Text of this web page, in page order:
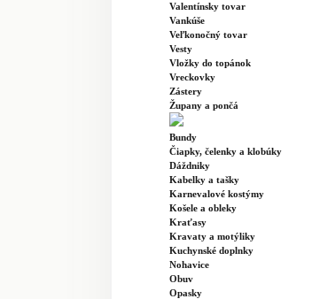
Valentínsky tovar
Vankúše
Veľkonočný tovar
Vesty
Vložky do topánok
Vreckovky
Zástery
Župany a pončá
Bundy
Čiapky, čelenky a klobúky
Dáždniky
Kabelky a tašky
Karnevalové kostýmy
Košele a obleky
Kraťasy
Kravaty a motýliky
Kuchynské doplnky
Nohavice
Obuv
Opasky